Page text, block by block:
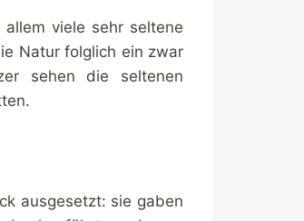
viele sehr seltene
Natur folglich ein zwar
sehen die seltenen
ausgesetzt: sie gaben